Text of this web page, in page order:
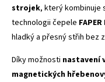
strojek, který kombinuje
technologii čepele
hladký a přesný střih bez
Díky možnosti nastavení
magnetických